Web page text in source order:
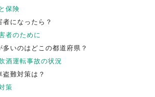
保険
になったら？
者のために
多いのはどこの都道府県？
酒運転事故の状況
難対策は？
策